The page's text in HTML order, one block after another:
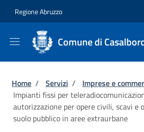
Regione Abruzzo
Comune di
Briciole di pane
Home / Servizi / Imprese e
Impianti fissi per
autorizzazione per opere civili, scavi e
suolo pubblico in aree extraurbane